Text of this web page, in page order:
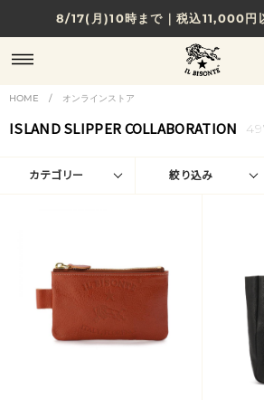
8/17(月)10時まで｜税込11,000円
贈る相手やシーンから選べる、新し
HOME / オンラインストア
ISLAND SLIPPER COLLABORATION
カテゴリー 絞り込み